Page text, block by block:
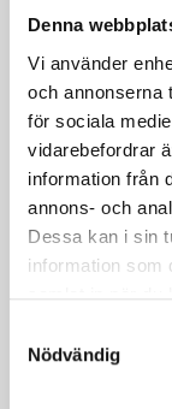
Denna
Vi använder
och annonserna
för sociala
vidarebefordrar
information från
annons- och
Dessa kan i sin
information som
samlat in när du
Nödvändig